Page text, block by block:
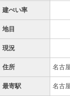
建ぺい率
地目
現況
住所 名古
最寄駅 名古